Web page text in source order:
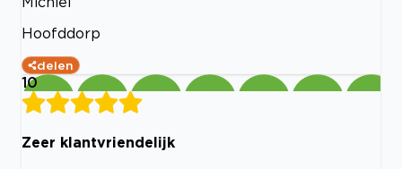
Hoofddorp
delen
10
Zeer klantvriendelijk